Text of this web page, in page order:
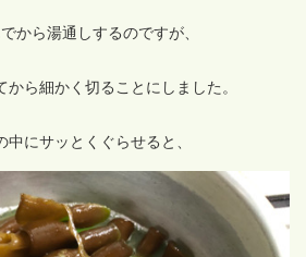
から湯通しするのですが、
から細かく切ることにしました。
中にサッとくぐらせると、